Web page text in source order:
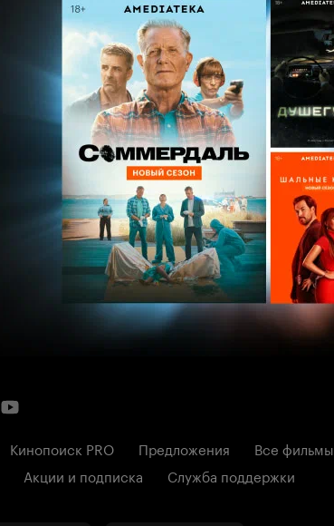
Кинопоиск PRO Предложения Все фильмы
Акции и подписка Служба поддержки